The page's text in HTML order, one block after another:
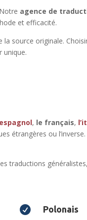
agence de
et efficacité.
source originale.
unique.
, le français,
étrangères ou
traductions
 Polonais